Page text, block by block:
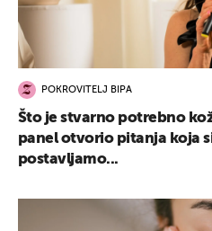
POKROVITELJ BIPA
Što je stvarno potrebno
panel otvorio pitanja koja
postavljamo...